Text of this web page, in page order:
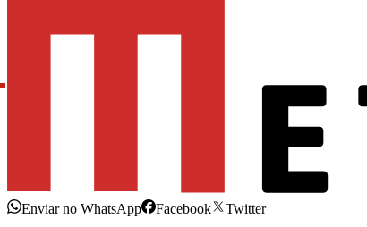
Enviar no WhatsApp Facebook
Twitter